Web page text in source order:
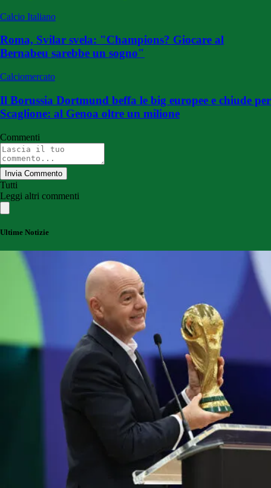
Calcio Italiano
Roma, Svilar svela: "Champions? Giocare al
Bernabeu sarebbe un sogno"
Calciomercato
Il Borussia Dortmund beffa le big europee e chiude per
Scaglione: al Genoa oltre un milione
Commenti
Invia Commento
Tutti
Leggi altri commenti
Ultime Notizie